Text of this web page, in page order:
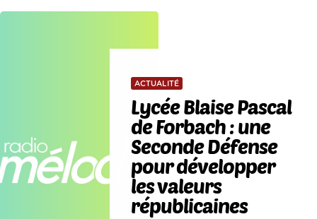
ACTUALITÉ
Lycée Blaise Pascal
de Forbach : une
Seconde Défense
pour développer
les valeurs
républicaines